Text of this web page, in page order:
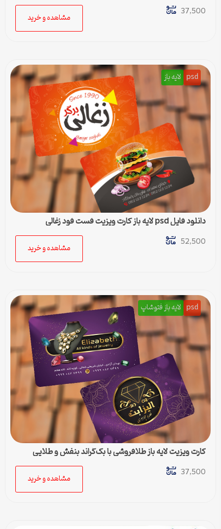
37,500
مشاهده و خرید
psd لایه باز
دانلود فایل psd لایه باز کارت ویزیت فست فود زغالی
52,500
مشاهده و خرید
psd لایه باز فتوشاپ
کارت ویزیت لایه باز طلافروشی با بک‌گراند بنفش و طلایی
37,500
مشاهده و خرید